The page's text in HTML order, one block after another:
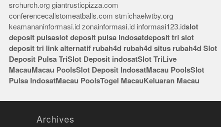
srchurch.org giantrusticpizza.com
conferencecallstomeatballs.com stmichaelwtby.org
keamananinformasi.id zonainformasi.id informasi123.idslot
deposit pulsaslot deposit pulsa indosatdeposit tri slot
deposit tri link alternatif rubah4d rubah4d situs rubah4d Slot
Deposit Pulsa TriSlot Deposit indosatSlot TriLive
MacauMacau PoolsSlot Deposit IndosatMacau PoolsSlot
Pulsa IndosatMacau PoolsTogel MacauKeluaran Macau
Archives